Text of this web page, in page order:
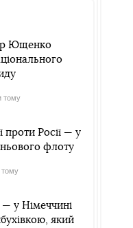
Ющенко
тому
проти Росії — у
флоту
тому
у Німеччині
який